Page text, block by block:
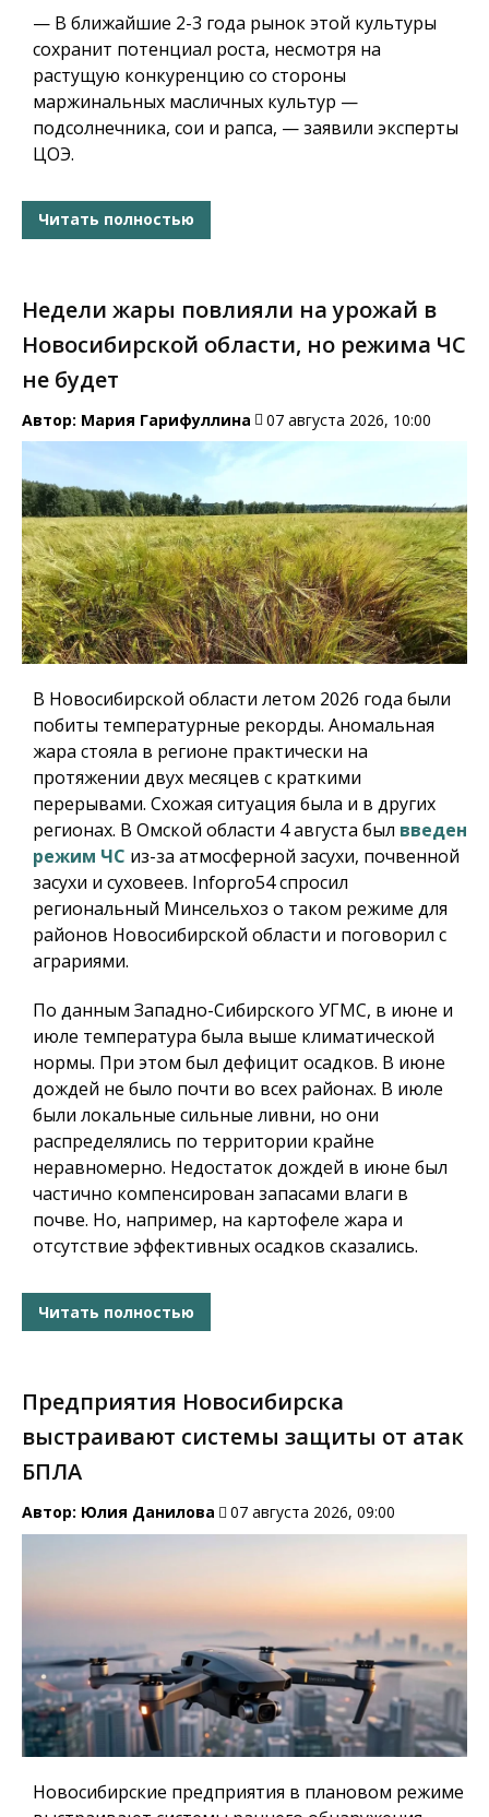
— В ближайшие 2-3 года рынок этой культуры
сохранит потенциал роста, несмотря на
растущую конкуренцию со стороны
маржинальных масличных культур —
подсолнечника, сои и рапса, — заявили эксперты
ЦОЭ.
Читать полностью
Недели жары повлияли на урожай в
Новосибирской области, но режима ЧС
не будет
Автор: Мария Гарифуллина 07 августа 2026, 10:00
В Новосибирской области летом 2026 года были
побиты температурные рекорды. Аномальная
жара стояла в регионе практически на
протяжении двух месяцев с краткими
перерывами. Схожая ситуация была и в других
регионах. В Омской области 4 августа был введен
режим ЧС из-за атмосферной засухи, почвенной
засухи и суховеев. Infopro54спросил
региональный Минсельхоз о таком режиме для
районов Новосибирской области и поговорил с
аграриями.
По данным Западно-Сибирского УГМС, в июне и
июле температура была выше климатической
нормы. При этом был дефицит осадков. В июне
дождей не было почти во всех районах. В июле
были локальные сильные ливни, но они
распределялись по территории крайне
неравномерно. Недостаток дождей в июне был
частично компенсирован запасами влаги в
почве. Но, например, на картофеле жара и
отсутствие эффективных осадков сказались.
Читать полностью
Предприятия Новосибирска
выстраивают системы защиты от атак
БПЛА
Автор: Юлия Данилова 07 августа 2026, 09:00
Новосибирские предприятия в плановом режиме